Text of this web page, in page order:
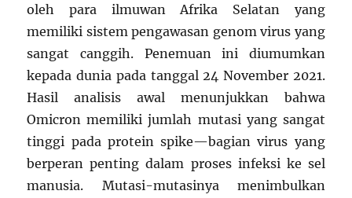
oleh para ilmuwan Afrika Selatan yang
memiliki sistem pengawasan genom virus yang
sangat canggih. Penemuan ini diumumkan
kepada dunia pada tanggal 24 November 2021.
Hasil analisis awal menunjukkan bahwa
Omicron memiliki jumlah mutasi yang sangat
tinggi pada protein spike—bagian virus yang
berperan penting dalam proses infeksi ke sel
manusia. Mutasi-mutasinya menimbulkan